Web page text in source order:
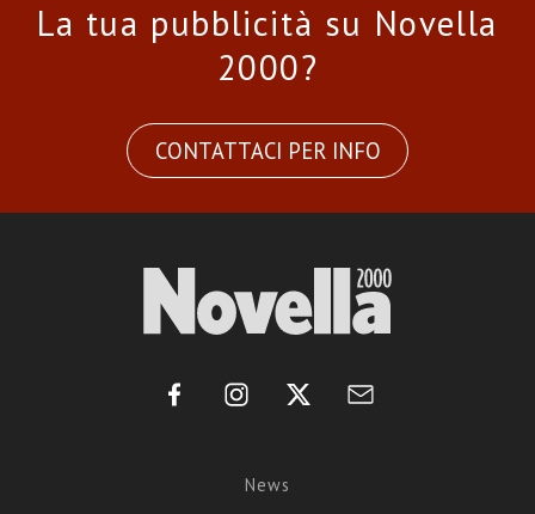
La tua pubblicità su Novella
2000?
CONTATTACI PER INFO
News